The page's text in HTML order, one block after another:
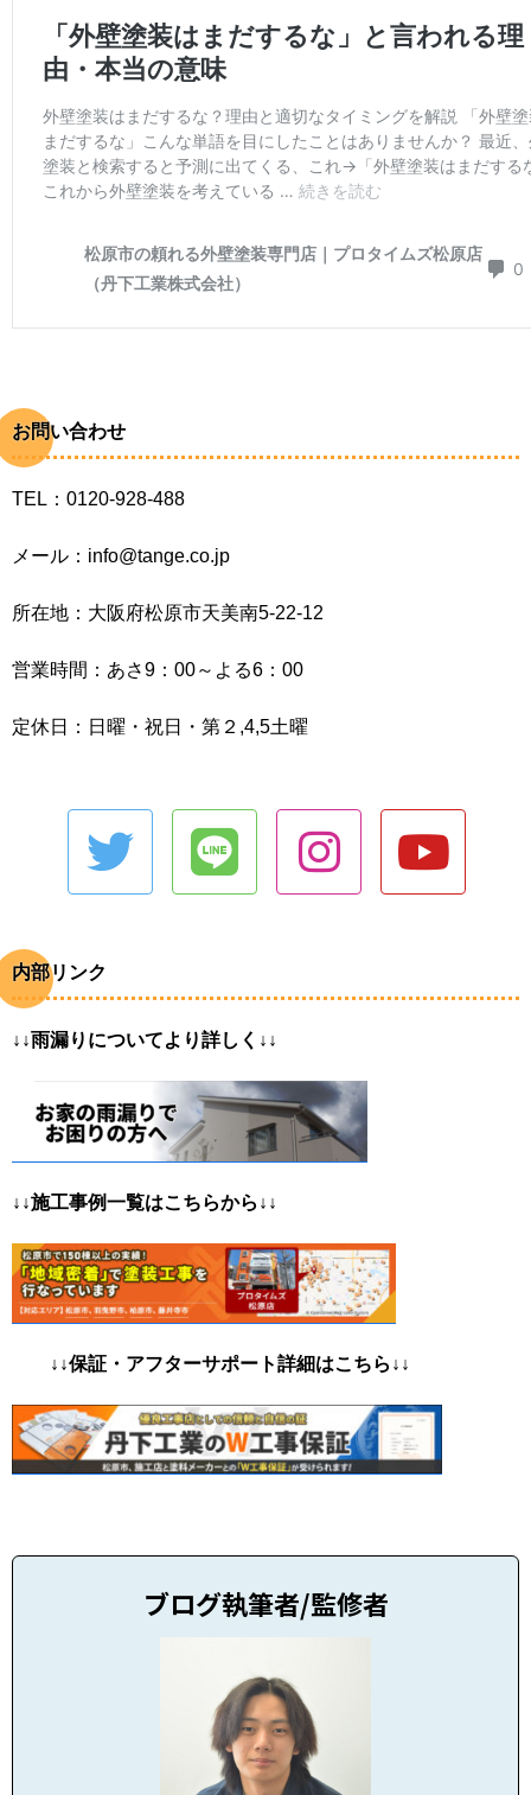
お問い合わせ
TEL：0120-928-488
メール：info@tange.co.jp
所在地：大阪府松原市天美南5-22-12
営業時間：あさ9：00～よる6：00
定休日：日曜・祝日・第２,4,5土曜
内部リンク
↓↓雨漏りについてより詳しく↓↓
↓↓施工事例一覧はこちらから↓↓
↓ ↓保証・アフターサポート詳細はこちら↓↓
ブログ執筆者/監修者